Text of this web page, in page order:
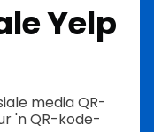
Yelp
media QR-
'n QR-kode-